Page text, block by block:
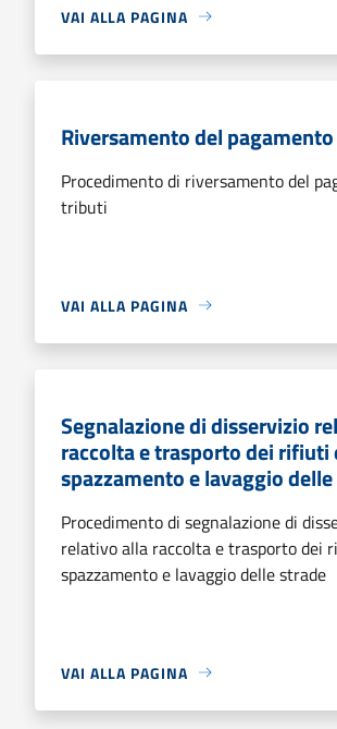
VAI ALLA PAGINA
Riversamento del
Procedimento di riversamento del
tributi
VAI ALLA PAGINA
Segnalazione di disservizio
raccolta e trasporto dei rifiuti
spazzamento e lavaggio
Procedimento di segnalazione di
relativo alla raccolta e trasporto dei
spazzamento e lavaggio delle strade
VAI ALLA PAGINA